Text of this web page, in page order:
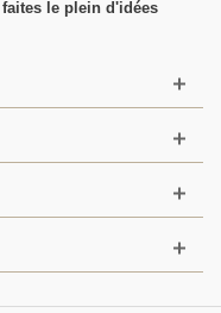
le plein d'idées